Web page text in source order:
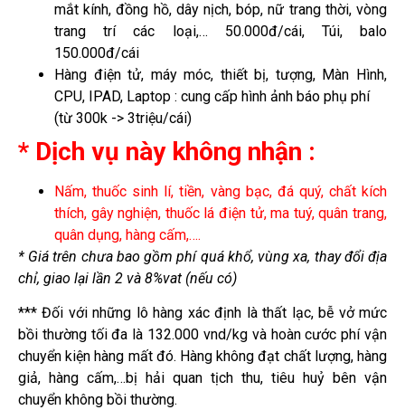
mắt kính, đồng hồ, dây nịch, bóp, nữ trang thời, vòng
trang trí các loại,… 50.000đ/cái, Túi, balo
150.000đ/cái
Hàng điện tử, máy móc, thiết bị, tượng, Màn Hình,
CPU, IPAD, Laptop : cung cấp hình ảnh báo phụ phí
(từ 300k -> 3triệu/cái)
* Dịch vụ này không nhận :
Nấm, thuốc sinh lí, tiền, vàng bạc, đá quý, chất kích
thích, gây nghiện, thuốc lá điện tử, ma tuý, quân trang,
quân dụng, hàng cấm,….
* Giá trên chưa bao gồm phí quá khổ, vùng xa, thay đổi địa
chỉ, giao lại lần 2 và 8%vat (nếu có)
*** Đối với những lô hàng xác định là thất lạc, bễ vở mức
bồi thường tối đa là 132.000 vnd/kg và hoàn cước phí vận
chuyển kiện hàng mất đó. Hàng không đạt chất lượng, hàng
giả, hàng cấm,…bị hải quan tịch thu, tiêu huỷ bên vận
chuyển không bồi thường.